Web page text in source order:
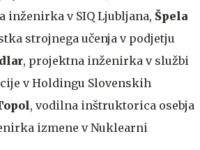
inženirka v SIQ Ljubljana, Špela
strojnega učenja v podjetju
, projektna inženirka v službi
v Holdingu Slovenskih
, vodilna inštruktorica osebja
izmene v Nuklearni